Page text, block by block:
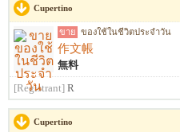
Cupertino
ขาย ของใช้ในชีวิตประจำวัน
作文帳
無料
[Registrant] R
Cupertino